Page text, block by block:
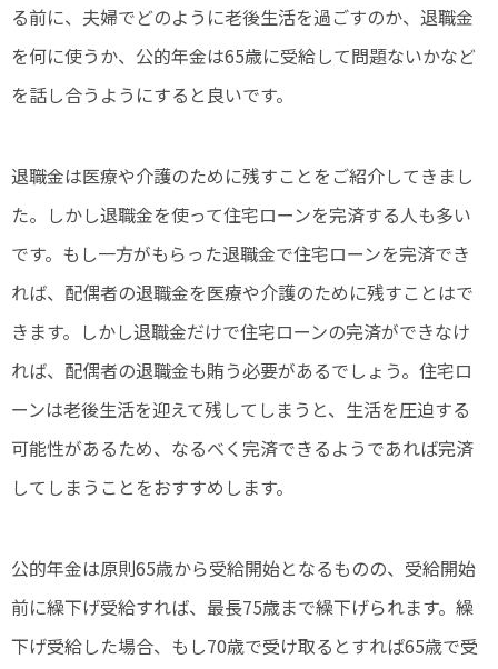
る前に、夫婦でどのように老後生活を過ごすのか、退職金
を何に使うか、公的年金は65歳に受給して問題ないかなど
を話し合うようにすると良いです。
退職金は医療や介護のために残すことをご紹介してきまし
た。しかし退職金を使って住宅ローンを完済する人も多い
です。もし一方がもらった退職金で住宅ローンを完済でき
れば、配偶者の退職金を医療や介護のために残すことはで
きます。しかし退職金だけで住宅ローンの完済ができなけ
れば、配偶者の退職金も賄う必要があるでしょう。住宅ロ
ーンは老後生活を迎えて残してしまうと、生活を圧迫する
可能性があるため、なるべく完済できるようであれば完済
してしまうことをおすすめします。
公的年金は原則65歳から受給開始となるものの、受給開始
前に繰下げ受給すれば、最長75歳まで繰下げられます。繰
下げ受給した場合、もし70歳で受け取るとすれば65歳で受